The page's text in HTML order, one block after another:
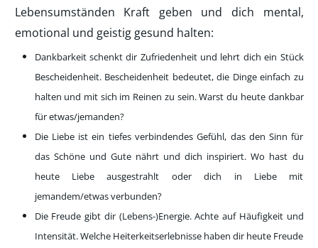
Lebensumständen Kraft geben und dich mental,
emotional und geistig gesund halten:
Dankbarkeit schenkt dir Zufriedenheit und lehrt dich ein Stück
Bescheidenheit. Bescheidenheit bedeutet, die Dinge einfach zu
halten und mit sich im Reinen zu sein. Warst du heute dankbar
für etwas/jemanden?
Die Liebe ist ein tiefes verbindendes Gefühl, das den Sinn für
das Schöne und Gute nährt und dich inspiriert. Wo hast du
heute Liebe ausgestrahlt oder dich in Liebe mit
jemandem/etwas verbunden?
Die Freude gibt dir (Lebens-)Energie. Achte auf Häufigkeit und
Intensität. Welche Heiterkeitserlebnisse haben dir heute Freude